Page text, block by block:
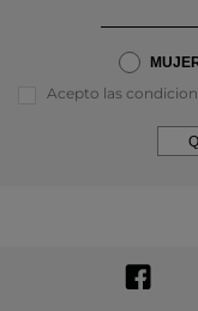
Acepto las